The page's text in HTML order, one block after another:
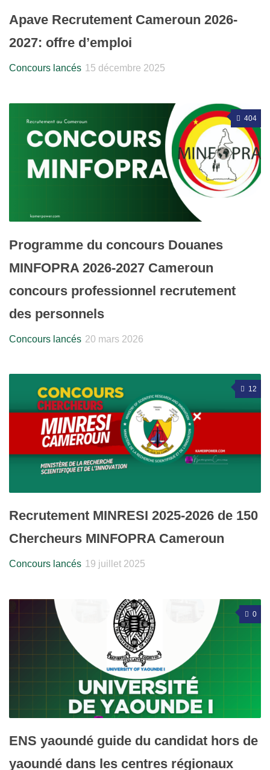
Apave Recrutement Cameroun 2026-
2027: offre d’emploi
Concours lancés 15 décembre 2025
404
Programme du concours Douanes
MINFOPRA 2026-2027 Cameroun
concours professionnel recrutement
des personnels
Concours lancés 20 mars 2026
12
Recrutement MINRESI 2025-2026 de 150
Chercheurs MINFOPRA Cameroun
Concours lancés 19 juillet 2025
0
ENS yaoundé guide du candidat hors de
yaoundé dans les centres régionaux